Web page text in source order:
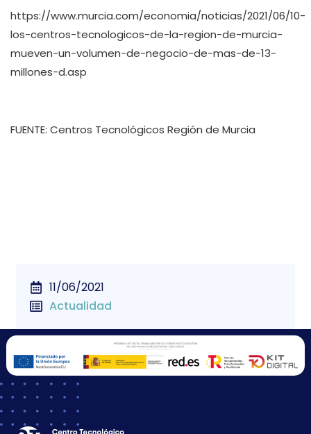
https://www.murcia.com/economia/noticias/2021/06/10-
los-centros-tecnologicos-de-la-region-de-murcia-
mueven-un-volumen-de-negocio-de-mas-de-13-
millones-d.asp
FUENTE: Centros Tecnológicos Región de Murcia
11/06/2021
Actualidad